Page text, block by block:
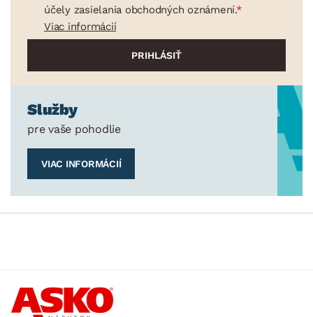
účely zasielania obchodných oznámení.
Viac informácií
Služby
pre vaše pohodlie
VIAC INFORMÁCIÍ